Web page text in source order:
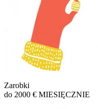
Zarobki
do 2000 € MIESIĘCZNIE